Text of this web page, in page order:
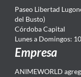
Paseo Libertad
del Busto)
Córdoba Capital
Lunes a Domingos:
Empresa
ANIMEWORLD